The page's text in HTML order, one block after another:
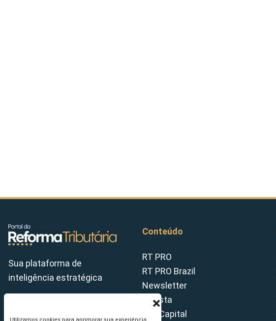
Sua plataforma de
inteligência estratégica
Conteúdo
RT PRO
RT PRO Brazil
Newsletter
Revista
Tax Capital